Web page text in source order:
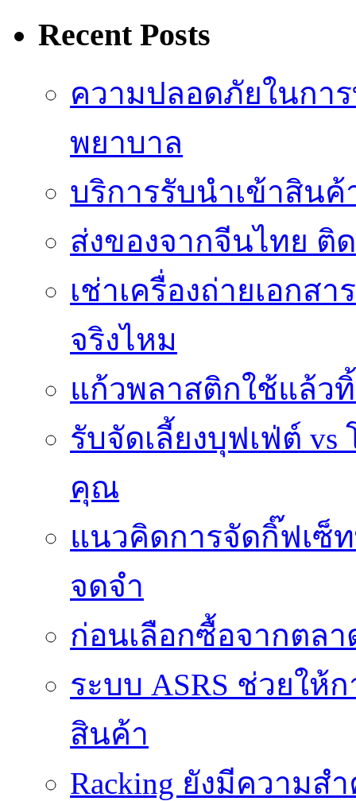
Recent Posts
ความปลอดภัยในกา
พยาบาล
บริการรับนำเข้าสิน
ส่งของจากจีนไทย ติ
เช่าเครื่องถ่ายเอกส
จริงไหม
แก้วพลาสติกใช้แล้ว
รับจัดเลี้ยงบุฟเฟ่ต์
คุณ
แนวคิดการจัดกิ๊ฟเซ็
จดจำ
ก่อนเลือกซื้อจากตล
ระบบ ASRS ช่วยให้
สินค้า
Racking ยังมีความ